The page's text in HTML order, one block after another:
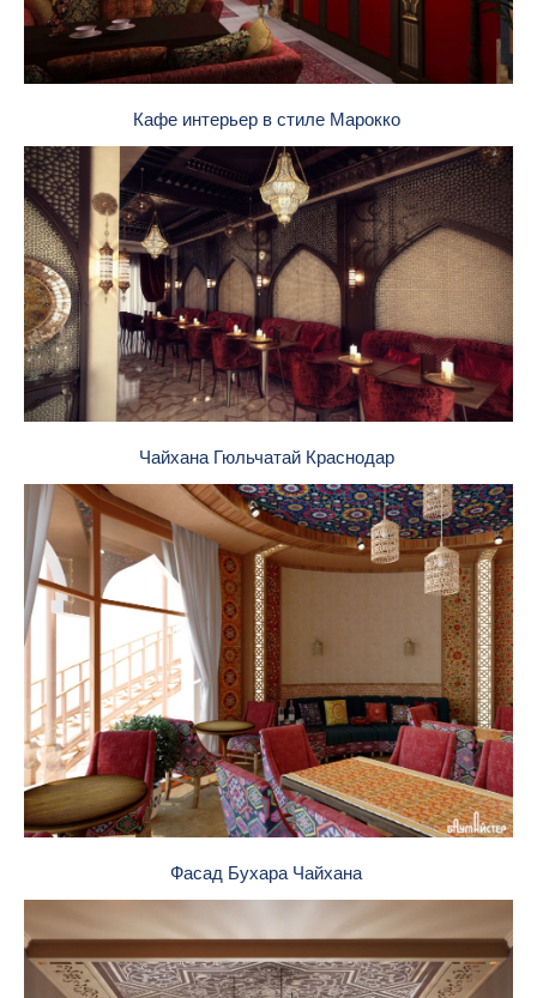
Кафе интерьер в стиле Марокко
Чайхана Гюльчатай Краснодар
Фасад Бухара Чайхана